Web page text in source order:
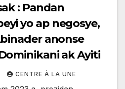
: Pandan
yo ap negosye,
anonse
ak Ayiti
CENTRE À LA UNE